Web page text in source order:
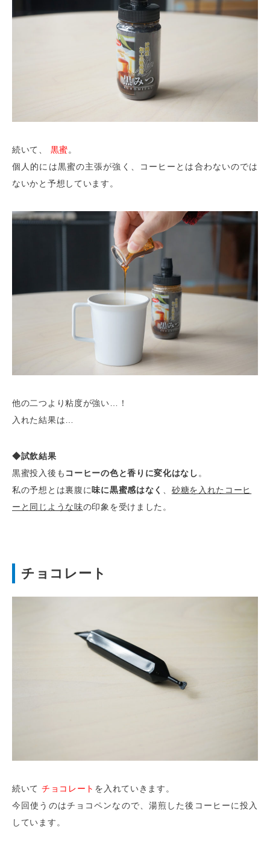
続いて、 黒蜜。
個人的には黒蜜の主張が強く、コーヒーとは合わないのでは
ないかと予想しています。
他の二つより粘度が強い…！
入れた結果は…
◆試飲結果
黒蜜投入後も コーヒーの色と香りに変化はなし 。
私の予想とは裏腹に 味に黒蜜感はなく
砂糖を入れたコーヒ
ーと同じような味の印象を受けました。
チョコレート
続いて チョコレート を入れていきます。
今回使うのはチョコペンなので、湯煎した後コーヒーに投入
しています。